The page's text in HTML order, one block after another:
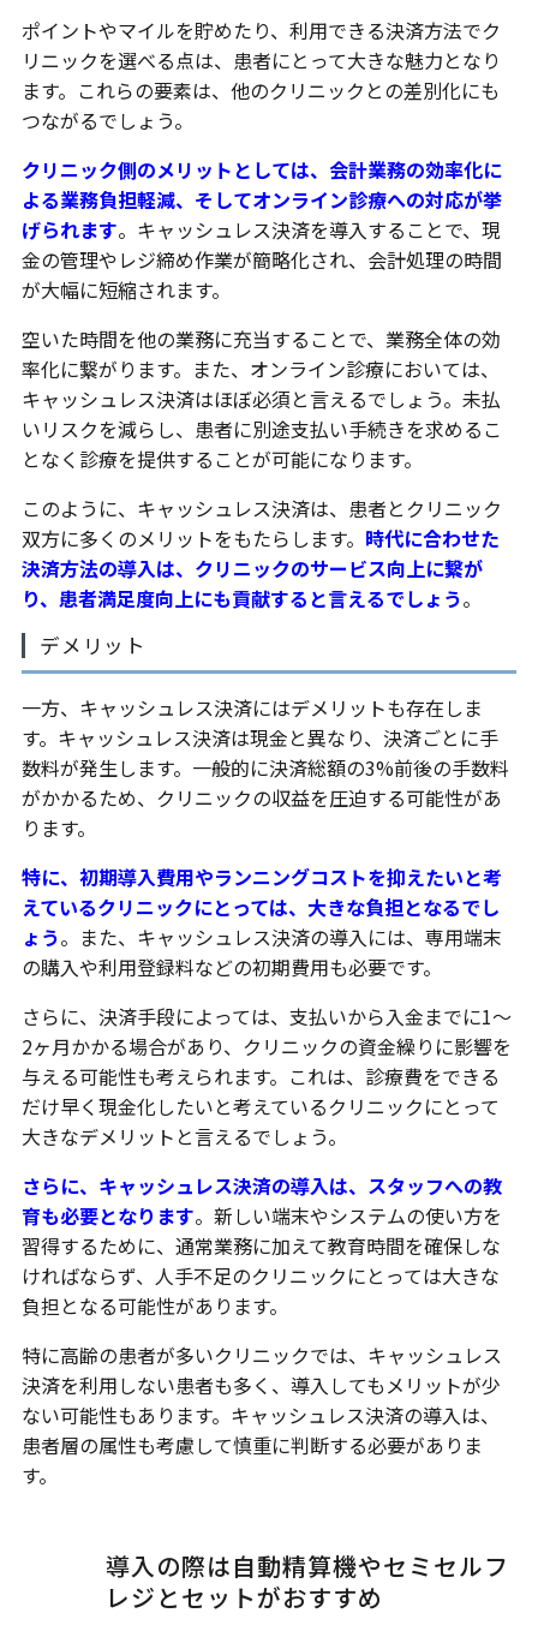
ポイントやマイルを貯めたり、利用できる決済方法でク
リニックを選べる点は、患者にとって大きな魅力となり
ます。これらの要素は、他のクリニックとの差別化にも
つながるでしょう。
クリニック側のメリットとしては、会計業務の効率化に
よる業務負担軽減、そしてオンライン診療への対応が挙
げられます。キャッシュレス決済を導入することで、現
金の管理やレジ締め作業が簡略化され、会計処理の時間
が大幅に短縮されます。
空いた時間を他の業務に充当することで、業務全体の効
率化に繋がります。また、オンライン診療においては、
キャッシュレス決済はほぼ必須と言えるでしょう。未払
いリスクを減らし、患者に別途支払い手続きを求めるこ
となく診療を提供することが可能になります。
このように、キャッシュレス決済は、患者とクリニック
双方に多くのメリットをもたらします。 時代に合わせた
決済方法の導入は、クリニックのサービス向上に繋が
り、患者満足度向上にも貢献すると言えるでしょう。
デメリット
一方、キャッシュレス決済にはデメリットも存在しま
す。キャッシュレス決済は現金と異なり、決済ごとに手
数料が発生します。一般的に決済総額の3%前後の手数料
がかかるため、クリニックの収益を圧迫する可能性があ
ります。
特に、初期導入費用やランニングコストを抑えたいと考
えているクリニックにとっては、大きな負担となるでし
ょう。また、キャッシュレス決済の導入には、専用端末
の購入や利用登録料などの初期費用も必要です。
さらに、決済手段によっては、支払いから入金までに1〜
2ヶ月かかる場合があり、クリニックの資金繰りに影響を
与える可能性も考えられます。これは、診療費をできる
だけ早く現金化したいと考えているクリニックにとって
大きなデメリットと言えるでしょう。
さらに、キャッシュレス決済の導入は、スタッフへの教
育も必要となります。新しい端末やシステムの使い方を
習得するために、通常業務に加えて教育時間を確保しな
ければならず、人手不足のクリニックにとっては大きな
負担となる可能性があります。
特に高齢の患者が多いクリニックでは、キャッシュレス
決済を利用しない患者も多く、導入してもメリットが少
ない可能性もあります。キャッシュレス決済の導入は、
患者層の属性も考慮して慎重に判断する必要がありま
す。
導入の際は自動精算機やセミセルフ
レジとセットがおすすめ